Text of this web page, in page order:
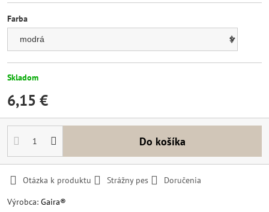
Farba
Skladom
6,15 €
Do košíka
Otázka k produktu Strážny pes
Doručenia
Výrobca: Gaira®